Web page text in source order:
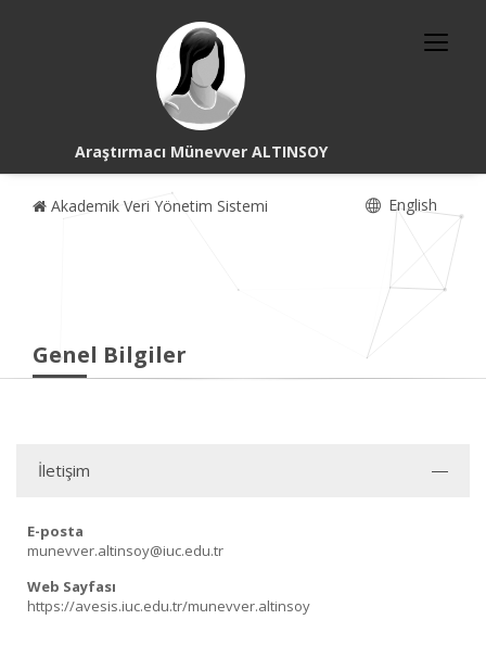
Araştırmacı Münevver ALTINSOY
Akademik Veri Yönetim Sistemi English
Genel Bilgiler
İletişim
E-posta
munevver.altinsoy@iuc.edu.tr
Web Sayfası
https://avesis.iuc.edu.tr/munevver.altinsoy